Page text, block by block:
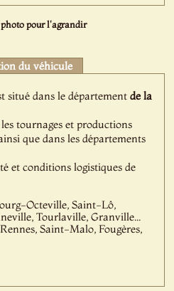
pour l'agrandir
du véhicule
situé dans le départementde la
tournages et productions
que dans les départements
et conditions logistiques de
Octeville, Saint-Lô,
Tourlaville, Granville...
Saint-Malo, Fougères,